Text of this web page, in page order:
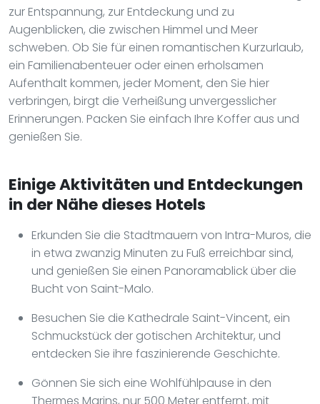
zur Entspannung, zur Entdeckung und zu
Augenblicken, die zwischen Himmel und Meer
schweben. Ob Sie für einen romantischen Kurzurlaub,
ein Familienabenteuer oder einen erholsamen
Aufenthalt kommen, jeder Moment, den Sie hier
verbringen, birgt die Verheißung unvergesslicher
Erinnerungen. Packen Sie einfach Ihre Koffer aus und
genießen Sie.
Einige Aktivitäten und Entdeckungen
in der Nähe dieses Hotels
Erkunden Sie die Stadtmauern von Intra-Muros, die
in etwa zwanzig Minuten zu Fuß erreichbar sind,
und genießen Sie einen Panoramablick über die
Bucht von Saint-Malo.
Besuchen Sie die Kathedrale Saint-Vincent, ein
Schmuckstück der gotischen Architektur, und
entdecken Sie ihre faszinierende Geschichte.
Gönnen Sie sich eine Wohlfühlpause in den
Thermes Marins, nur 500 Meter entfernt, mit